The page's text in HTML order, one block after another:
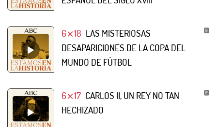
6⨯18 LAS MISTERIOSAS
DESAPARICIONES DE LA COPA DEL
MUNDO DE FÚTBOL
6⨯17 CARLOS II, UN REY NO TAN
HECHIZADO